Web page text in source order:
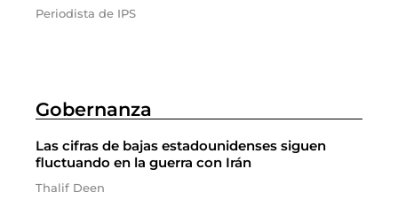
Periodista de IPS
Gobernanza
Las cifras de bajas estadounidenses siguen
fluctuando en la guerra con Irán
Thalif Deen